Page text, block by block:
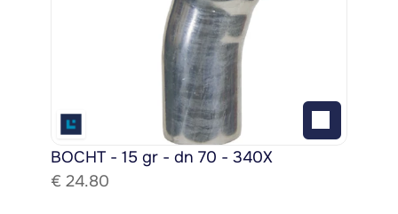
BOCHT - 15 gr - dn 70 - 340X
€ 24.80